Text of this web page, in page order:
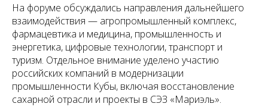
На форуме обсуждались направления дальнейшего
взаимодействия — агропромышленный комплекс,
фармацевтика и медицина, промышленность и
энергетика, цифровые технологии, транспорт и
туризм. Отдельное внимание уделено участию
российских компаний в модернизации
промышленности Кубы, включая восстановление
сахарной отрасли и проекты в СЭЗ «Мариэль».